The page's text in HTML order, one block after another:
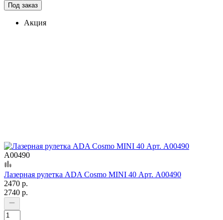
Под заказ
Акция
А00490
Лазерная рулетка ADA Cosmo MINI 40 Арт. А00490
2470 р.
2740 р.